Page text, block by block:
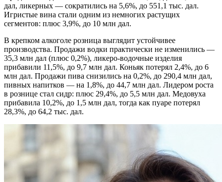
дал, ликерных — сократились на 5,6%, до 551,1 тыс. дал.
Игристые вина стали одним из немногих растущих
сегментов: плюс 3,9%, до 10 млн дал.
В крепком алкоголе розница выглядит устойчивее
производства. Продажи водки практически не изменились —
35,3 млн дал (плюс 0,2%), ликеро-водочные изделия
прибавили 11,5%, до 9,7 млн дал. Коньяк потерял 2,4%, до 6
млн дал. Продажи пива снизились на 0,2%, до 290,4 млн дал,
пивных напитков — на 1,8%, до 44,7 млн дал. Лидером роста
в рознице стал сидр: плюс 29,4%, до 5,5 млн дал. Медовуха
прибавила 10,2%, до 1,5 млн дал, тогда как пуаре потерял
28,3%, до 64,2 тыс. дал.